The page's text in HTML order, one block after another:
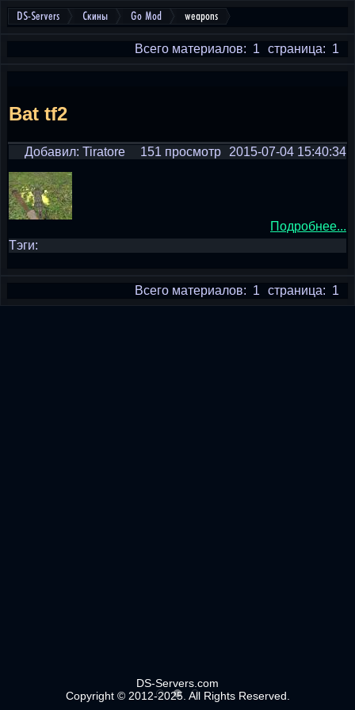
DS-Servers Скины Go Mod weapons
страница: 1
Всего материалов: 1
Bat tf2
Добавил: Tiratore 2015-07-04 15:40:34
151 просмотр
Подробнее...
Тэги:
страница: 1
Всего материалов: 1
DS-Servers.com
Copyright © 2012-2025. All Rights Reserved.